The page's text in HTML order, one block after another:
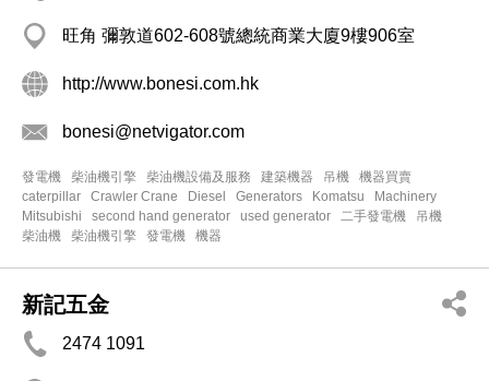
旺角 彌敦道602-608號總統商業大廈9樓906室
http://www.bonesi.com.hk
bonesi@netvigator.com
發電機 柴油機引擎 柴油機設備及服務 建築機器 吊機
機器買賣
caterpillar
Crawler Crane Diesel Generators Komatsu
Machinery
Mitsubishi
second hand generator used generator 二手發電機
吊機
柴油機
柴油機引擎 發電機 機器
新記五金
2474 1091